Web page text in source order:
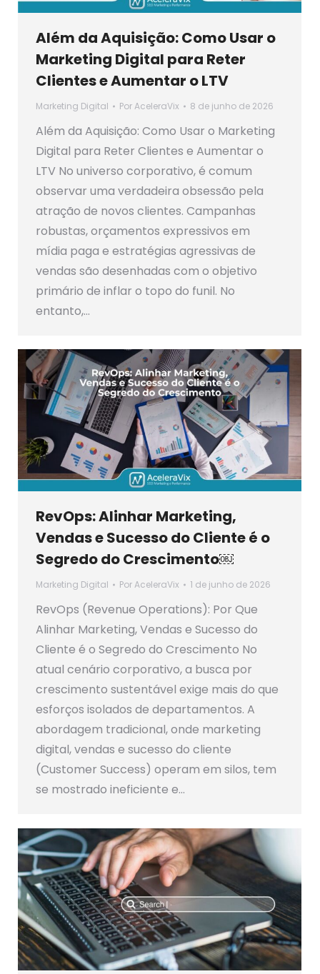
Além da Aquisição: Como Usar o
Marketing Digital para Reter
Clientes e Aumentar o LTV
Marketing Digital PorAceleraVix 8 de junho de 2026
Além da Aquisição: Como Usar o Marketing
Digital para Reter Clientes e Aumentar o
LTV No universo corporativo, é comum
observar uma verdadeira obsessão pela
atração de novos clientes. Campanhas
robustas, orçamentos expressivos em
mídia paga e estratégias agressivas de
vendas são desenhadas com o objetivo
primário de inflar o topo do funil. No
entanto,…
RevOps: Alinhar Marketing,
Vendas e Sucesso do Cliente é o
Segredo do Crescimento￼
Marketing Digital PorAceleraVix 1 de junho de 2026
RevOps (Revenue Operations): Por Que
Alinhar Marketing, Vendas e Sucesso do
Cliente é o Segredo do Crescimento No
atual cenário corporativo, a busca por
crescimento sustentável exige mais do que
esforços isolados de departamentos. A
abordagem tradicional, onde marketing
digital, vendas e sucesso do cliente
(Customer Success) operam em silos, tem
se mostrado ineficiente e…